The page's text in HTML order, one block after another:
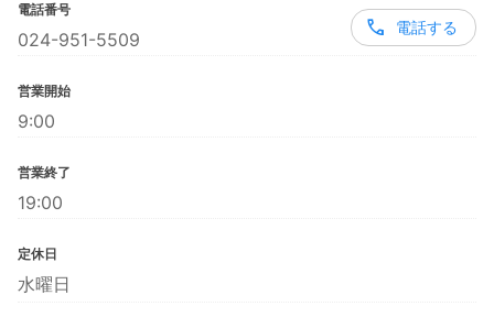
電話番号
024-951-5509
電話する
営業開始
9:00
営業終了
19:00
定休日
水曜日